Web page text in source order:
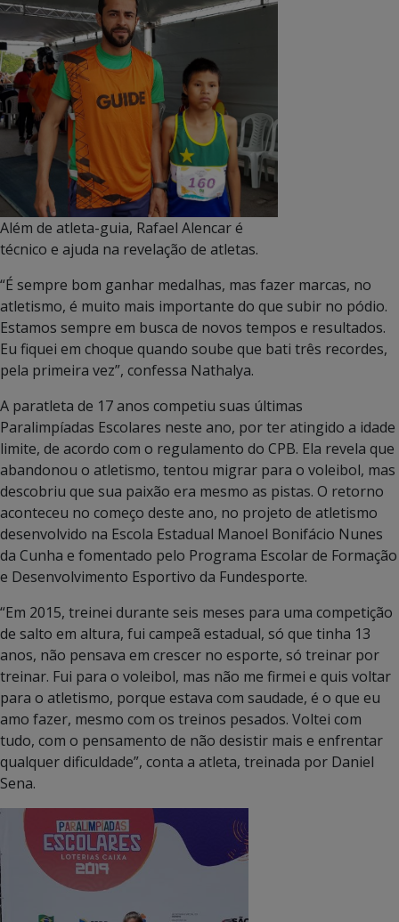
Além de atleta-guia, Rafael Alencar é
técnico e ajuda na revelação de atletas.
“É sempre bom ganhar medalhas, mas fazer marcas, no
atletismo, é muito mais importante do que subir no pódio.
Estamos sempre em busca de novos tempos e resultados.
Eu fiquei em choque quando soube que bati três recordes,
pela primeira vez”, confessa Nathalya.
A paratleta de 17 anos competiu suas últimas
Paralimpíadas Escolares neste ano, por ter atingido a idade
limite, de acordo com o regulamento do CPB. Ela revela que
abandonou o atletismo, tentou migrar para o voleibol, mas
descobriu que sua paixão era mesmo as pistas. O retorno
aconteceu no começo deste ano, no projeto de atletismo
desenvolvido na Escola Estadual Manoel Bonifácio Nunes
da Cunha e fomentado pelo Programa Escolar de Formação
e Desenvolvimento Esportivo da Fundesporte.
“Em 2015, treinei durante seis meses para uma competição
de salto em altura, fui campeã estadual, só que tinha 13
anos, não pensava em crescer no esporte, só treinar por
treinar. Fui para o voleibol, mas não me firmei e quis voltar
para o atletismo, porque estava com saudade, é o que eu
amo fazer, mesmo com os treinos pesados. Voltei com
tudo, com o pensamento de não desistir mais e enfrentar
qualquer dificuldade”, conta a atleta, treinada por Daniel
Sena.